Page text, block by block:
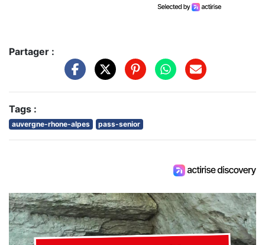
Partager :
Tags :
auvergne-rhone-alpes pass-senior